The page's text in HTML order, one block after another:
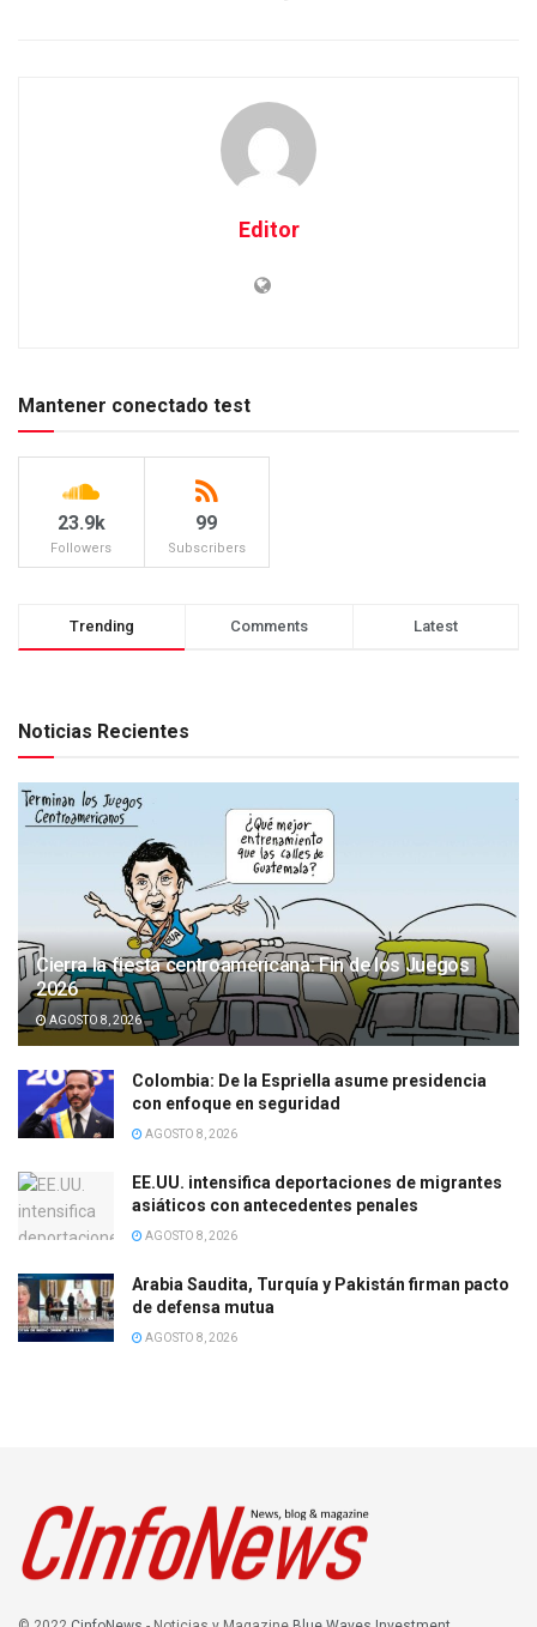
Editor
Mantener conectado test
23.9k
Followers
99
Subscribers
Trending Comments Latest
Noticias Recientes
Cierra la fiesta centroamericana: Fin de los Juegos
2026
AGOSTO 8, 2026
Colombia: De la Espriella asume presidencia
con enfoque en seguridad
AGOSTO 8, 2026
EE.UU. intensifica deportaciones de migrantes
asiáticos con antecedentes penales
AGOSTO 8, 2026
Arabia Saudita, Turquía y Pakistán firman pacto
de defensa mutua
AGOSTO 8, 2026